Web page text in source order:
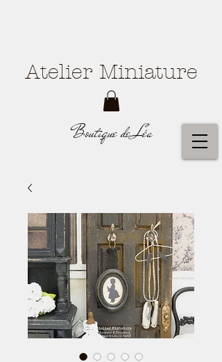
Boutique de Léa
Atelier Miniature